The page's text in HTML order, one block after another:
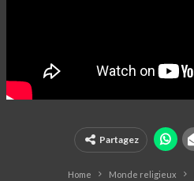
Partagez
Home Monde religieux